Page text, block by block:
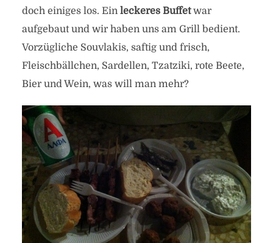
doch einiges los. Ein leckeres Buffetwar
aufgebaut und wir haben uns am Grill bedient.
Vorzügliche Souvlakis, saftig und frisch,
Fleischbällchen, Sardellen, Tzatziki, rote Beete,
Bier und Wein, was will man mehr?